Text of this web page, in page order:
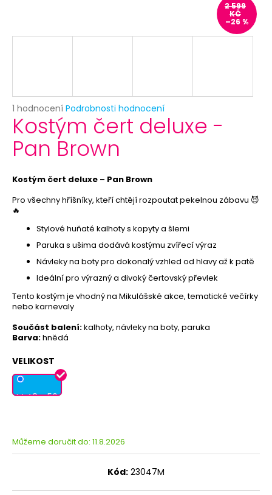
Průměrné
hodnocení
produktu
je
5,0
5
1 hodnocení Podrobnosti hodnocení
Kostým čert deluxe -
Pan Brown
Kostým čert deluxe – Pan Brown
Pro všechny hříšníky, kteří chtějí rozpoutat pekelnou zábavu 😈
🔥
Stylové huňaté kalhoty s kopyty a šlemi
Paruka s ušima dodává kostýmu zvířecí výraz
Návleky na boty pro dokonalý vzhled od hlavy až k patě
Ideální pro výrazný a divoký čertovský převlek
Tento kostým je vhodný na Mikulášské akce, tematické večírky
nebo karnevaly
Součást balení:kalhoty, návleky na boty, paruka
Barva:hnědá
VELIKOST
M 48 - 50
Můžeme doručit do: 11.8.2026
Kód: 23047M
2 599
KČ
–26 %
e
PRIORITNÍ
ZPRACOVÁNÍ
OBJEDNÁVKY
29
Kč